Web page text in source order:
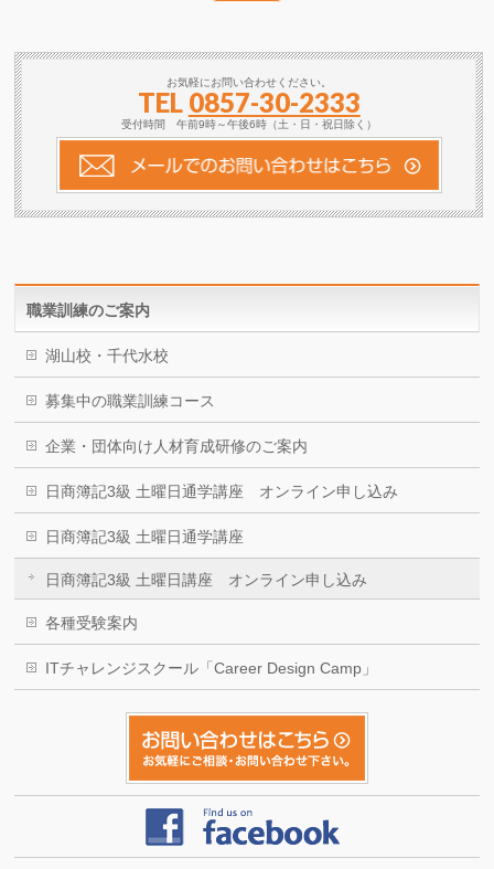
お気軽にお問い合わせください。
TEL 0857-30-2333
受付時間 午前9時～午後6時（土・日・祝日除く）
職業訓練のご案内
湖山校・千代水校
募集中の職業訓練コース
企業・団体向け人材育成研修のご案内
日商簿記3級 土曜日通学講座 オンライン申し込み
日商簿記3級 土曜日通学講座
日商簿記3級 土曜日講座 オンライン申し込み
各種受験案内
ITチャレンジスクール「Career Design Camp」